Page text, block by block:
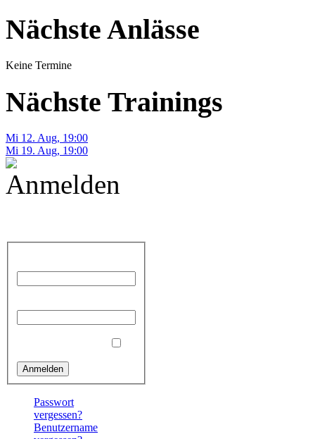
Nächste Anlässe
Keine Termine
Nächste Trainings
Mi 12. Aug, 19:00
Mi 19. Aug, 19:00
Passwort
vergessen?
Benutzername